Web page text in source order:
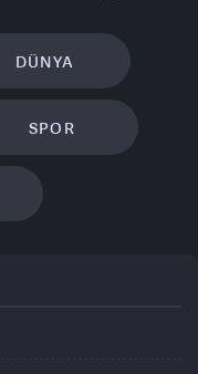
DÜNYA
SPOR